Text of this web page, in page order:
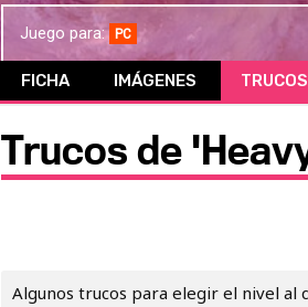
Juego para: PC
FICHA IMÁGENES TRUCOS
Trucos de
Algunos trucos para elegir el nivel al